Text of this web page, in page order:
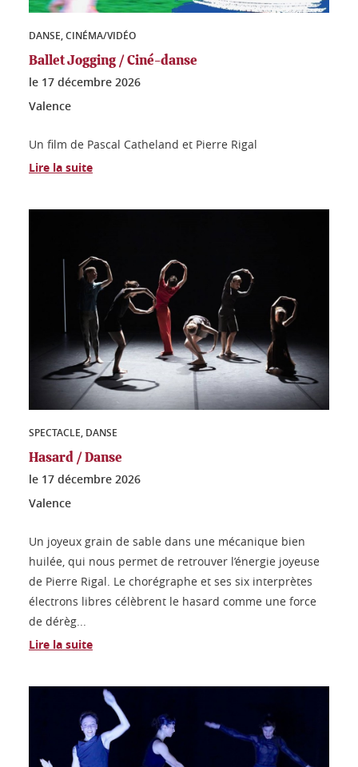
DANSE, CINÉMA/VIDÉO
Ballet Jogging / Ciné-danse
le 17 décembre 2026
Valence
Un film de Pascal Catheland et Pierre Rigal
Lire la suite
SPECTACLE, DANSE
Hasard / Danse
le 17 décembre 2026
Valence
Un joyeux grain de sable dans une mécanique bien
huilée, qui nous permet de retrouver l’énergie joyeuse
de Pierre Rigal. Le chorégraphe et ses six interprètes
électrons libres célèbrent le hasard comme une force
de dérèg...
Lire la suite